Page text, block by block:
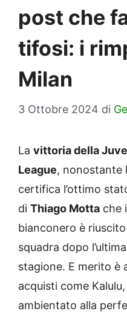
post che
tifosi: i
Milan
3 Ottobre 2024 di
La vittoria della
League, nonostante
certifica l’ottimo
di Thiago Motta che
bianconero è
squadra dopo
stagione. E merito è
acquisti come
ambientato alla